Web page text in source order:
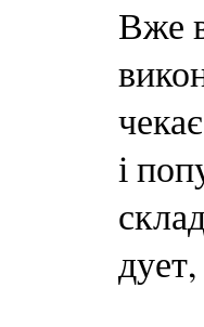
Вже
і